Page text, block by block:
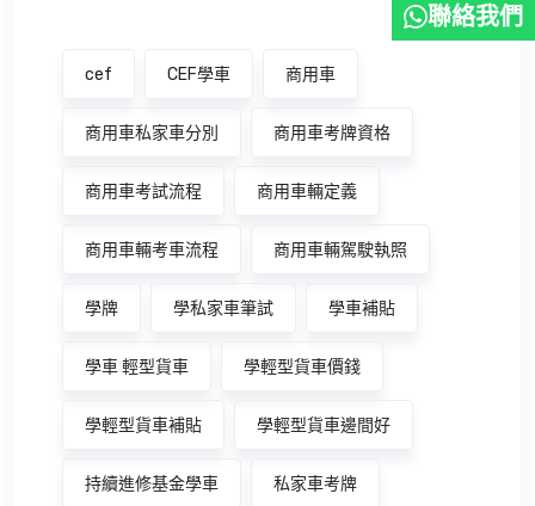
cef CEF學車 商用車
商用車私家車分別 商用車考牌資格
商用車考試流程 商用車輛定義
商用車輛考車流程 商用車輛駕駛執照
學牌 學私家車筆試 學車補貼
學車 輕型貨車 學輕型貨車價錢
學輕型貨車補貼 學輕型貨車邊間好
持續進修基金學車 私家車考牌
聯絡我們